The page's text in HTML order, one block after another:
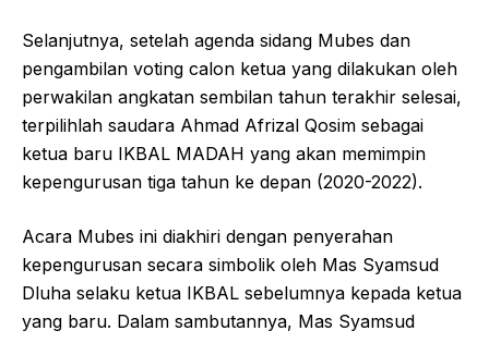
Selanjutnya, setelah agenda sidang Mubes dan
pengambilan voting calon ketua yang dilakukan oleh
perwakilan angkatan sembilan tahun terakhir selesai,
terpilihlah saudara Ahmad Afrizal Qosim sebagai
ketua baru IKBAL MADAH yang akan memimpin
kepengurusan tiga tahun ke depan (2020-2022).
Acara Mubes ini diakhiri dengan penyerahan
kepengurusan secara simbolik oleh Mas Syamsud
Dluha selaku ketua IKBAL sebelumnya kepada ketua
yang baru. Dalam sambutannya, Mas Syamsud